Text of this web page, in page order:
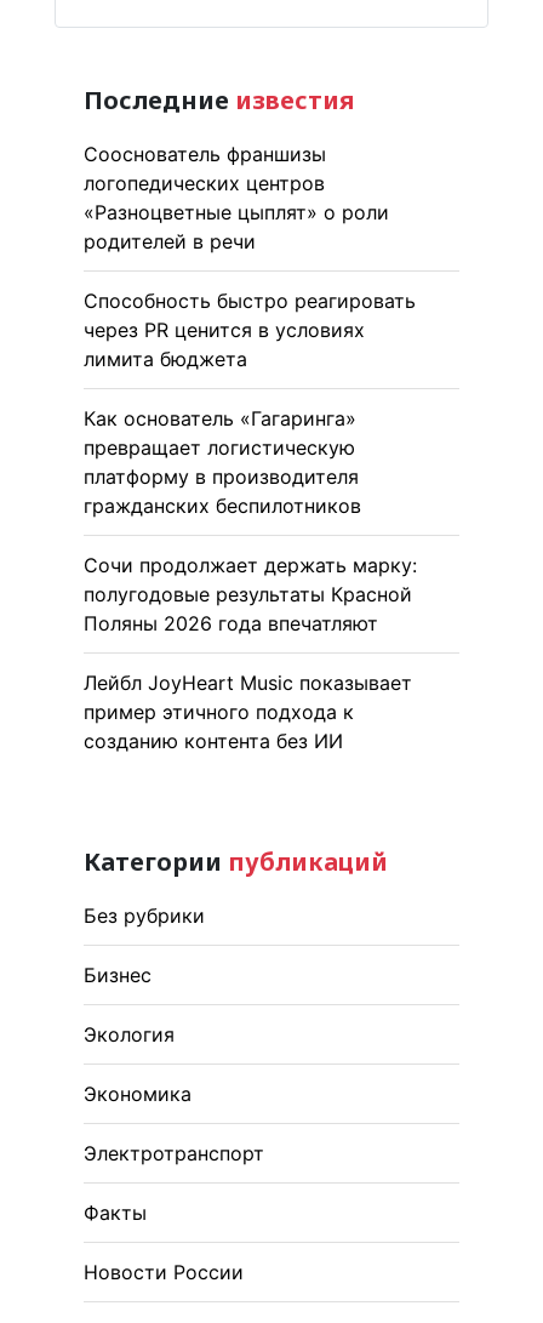
Последние известия
Сооснователь франшизы
логопедических центров
«Разноцветные цыплят» о роли
родителей в речи
Способность быстро реагировать
через PR ценится в условиях
лимита бюджета
Как основатель «Гагаринга»
превращает логистическую
платформу в производителя
гражданских беспилотников
Сочи продолжает держать марку:
полугодовые результаты Красной
Поляны 2026 года впечатляют
Лейбл JoyHeart Music показывает
пример этичного подхода к
созданию контента без ИИ
Категории публикаций
Без рубрики
Бизнес
Экология
Экономика
Электротранспорт
Факты
Новости России